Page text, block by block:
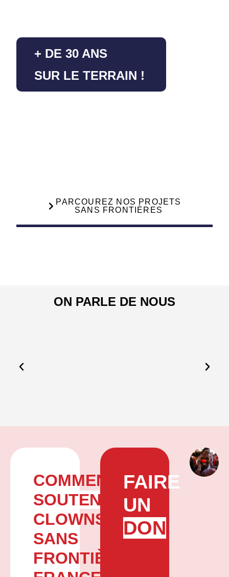
+ DE 30 ANS
SUR LE TERRAIN !
PARCOUREZ NOS PROJETS
SANS FRONTIÈRES
ON PARLE DE NOUS
COMMENT
SOUTENIR
CLOWNS
SANS
FRONTIÈRES
FAIRE
UN
DON